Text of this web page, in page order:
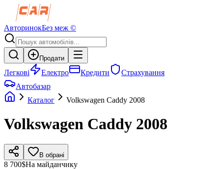
АвторинокБез меж ©
Продати
Легкові Електро Кредити
Страхування
Автобазар
Каталог
Volkswagen Caddy 2008
Volkswagen Caddy 2008
В обрані
8 700$На майданчику